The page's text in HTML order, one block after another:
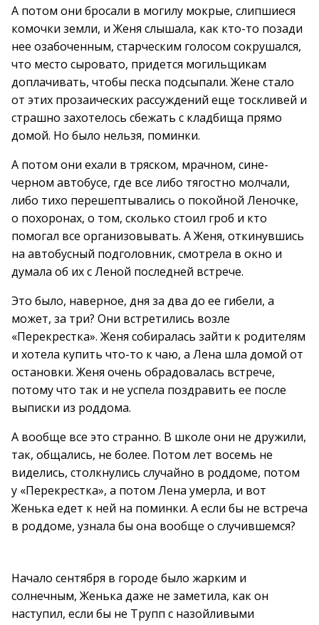
А потом они бросали в могилу мокрые, слипшиеся
комочки земли, и Женя слышала, как кто-то позади
нее озабоченным, старческим голосом сокрушался,
что место сыровато, придется могильщикам
доплачивать, чтобы песка подсыпали. Жене стало
от этих прозаических рассуждений еще тоскливей и
страшно захотелось сбежать с кладбища прямо
домой. Но было нельзя, поминки.
А потом они ехали в тряском, мрачном, сине-
черном автобусе, где все либо тягостно молчали,
либо тихо перешептывались о покойной Леночке,
о похоронах, о том, сколько стоил гроб и кто
помогал все организовывать. А Женя, откинувшись
на автобусный подголовник, смотрела в окно и
думала об их с Леной последней встрече.
Это было, наверное, дня за два до ее гибели, а
может, за три? Они встретились возле
«Перекрестка». Женя собиралась зайти к родителям
и хотела купить что-то к чаю, а Лена шла домой от
остановки. Женя очень обрадовалась встрече,
потому что так и не успела поздравить ее после
выписки из роддома.
А вообще все это странно. В школе они не дружили,
так, общались, не более. Потом лет восемь не
виделись, столкнулись случайно в роддоме, потом
у «Перекрестка», а потом Лена умерла, и вот
Женька едет к ней на поминки. А если бы не встреча
в роддоме, узнала бы она вообще о случившемся?
Начало сентября в городе было жарким и
солнечным, Женька даже не заметила, как он
наступил, если бы не Трупп с назойливыми